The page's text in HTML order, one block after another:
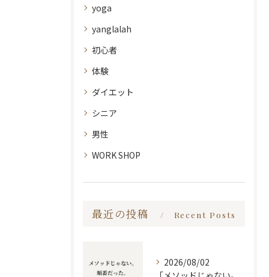
yoga
yanglalah
初心者
体験
ダイエット
シニア
男性
WORK SHOP
最近の投稿 Recent Posts
2026/08/02